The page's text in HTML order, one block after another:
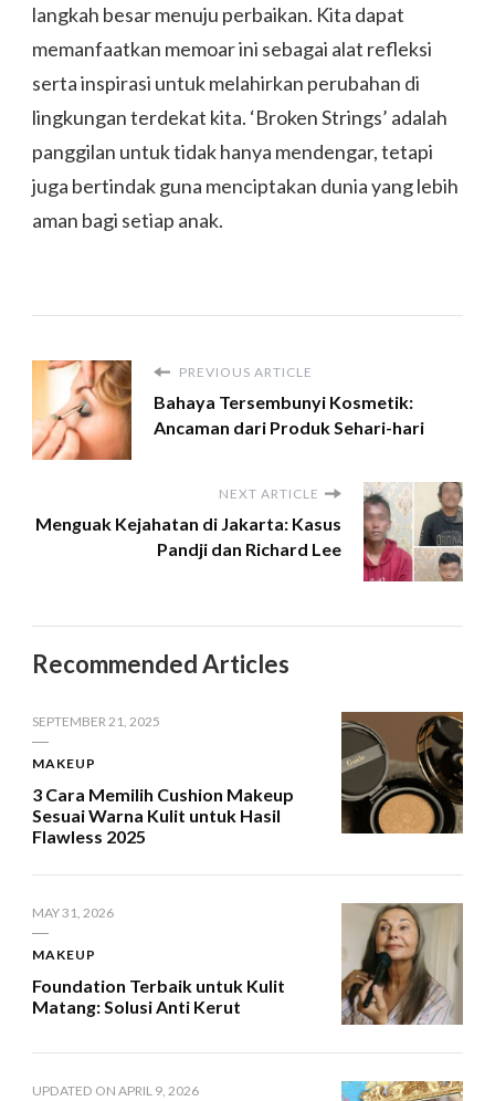
langkah besar menuju perbaikan. Kita dapat
memanfaatkan memoar ini sebagai alat refleksi
serta inspirasi untuk melahirkan perubahan di
lingkungan terdekat kita. ‘Broken Strings’ adalah
panggilan untuk tidak hanya mendengar, tetapi
juga bertindak guna menciptakan dunia yang lebih
aman bagi setiap anak.
PREVIOUS ARTICLE
Bahaya Tersembunyi Kosmetik:
Ancaman dari Produk Sehari-hari
NEXT ARTICLE
Menguak Kejahatan di Jakarta: Kasus
Pandji dan Richard Lee
Recommended Articles
SEPTEMBER 21, 2025
MAKEUP
3 Cara Memilih Cushion Makeup
Sesuai Warna Kulit untuk Hasil
Flawless 2025
MAY 31, 2026
MAKEUP
Foundation Terbaik untuk Kulit
Matang: Solusi Anti Kerut
UPDATED ON APRIL 9, 2026